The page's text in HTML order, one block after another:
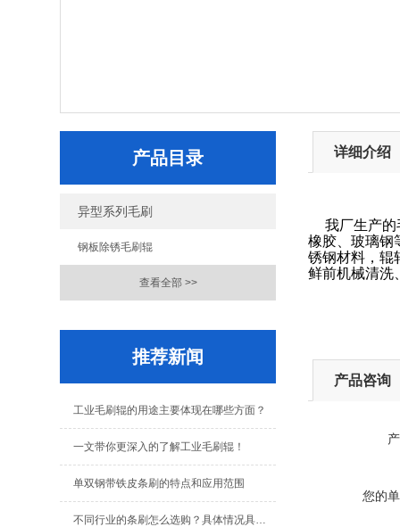
产品目录
异型系列毛刷
钢板除锈毛刷辊
查看全部 >>
推荐新闻
工业毛刷辊的用途主要体现在哪些方面？
一文带你更深入的了解工业毛刷辊！
单双钢带铁皮条刷的特点和应用范围
不同行业的条刷怎么选购？具体情况具体分析！
详细介绍
我厂生产
橡胶、玻璃钢
锈钢材料，辊
鲜前机械清洗
产品咨询
您的